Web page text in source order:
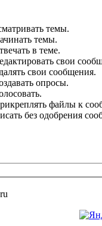
темы.
темы.
в теме.
свои
свои сообщения.
опросы.
файлы к
без одобрения